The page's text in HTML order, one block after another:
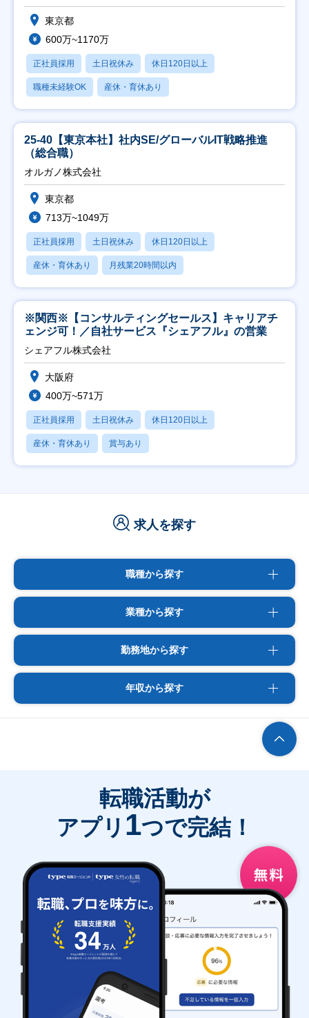
東京都
600万~1170万
正社員採用 土日祝休み 休日120日以上
職種未経験OK 産休・育休あり
25-40【東京本社】社内SE/グローバルIT戦略推進
（総合職）
オルガノ株式会社
東京都
713万~1049万
正社員採用 土日祝休み 休日120日以上
産休・育休あり 月残業20時間以内
※関西※【コンサルティングセールス】キャリアチ
ェンジ可！／自社サービス『シェアフル』の営業
シェアフル株式会社
大阪府
400万~571万
正社員採用 土日祝休み 休日120日以上
産休・育休あり 賞与あり
求人を探す
職種から探す
業種から探す
勤務地から探す
年収から探す
転職活動が
アプリ 1つで完結！